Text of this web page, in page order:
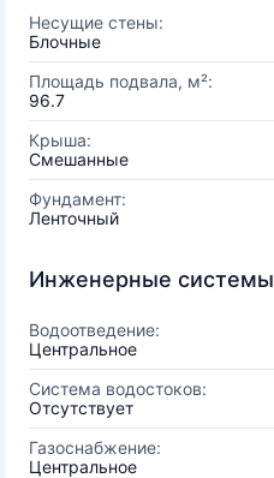
Несущие стены:
Блочные
Площадь подвала, м²:
96.7
Крыша:
Смешанные
Фундамент:
Ленточный
Инженерные системы
Водоотведение:
Центральное
Система водостоков:
Отсутствует
Газоснабжение:
Центральное